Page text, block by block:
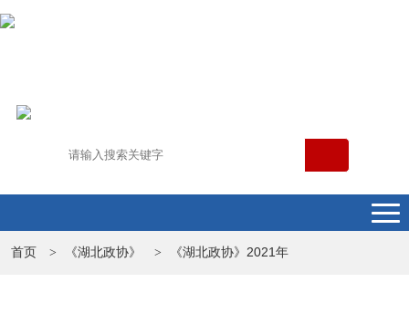
首页 > 《湖北政协》 > 《湖北政协》2021年